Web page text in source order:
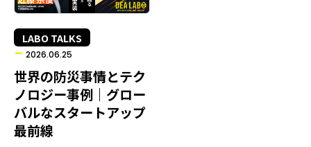
LABO TALKS
2026.06.25
世界の防災事情とテク
ノロジー事例｜グロー
バルなスタートアップ
最前線